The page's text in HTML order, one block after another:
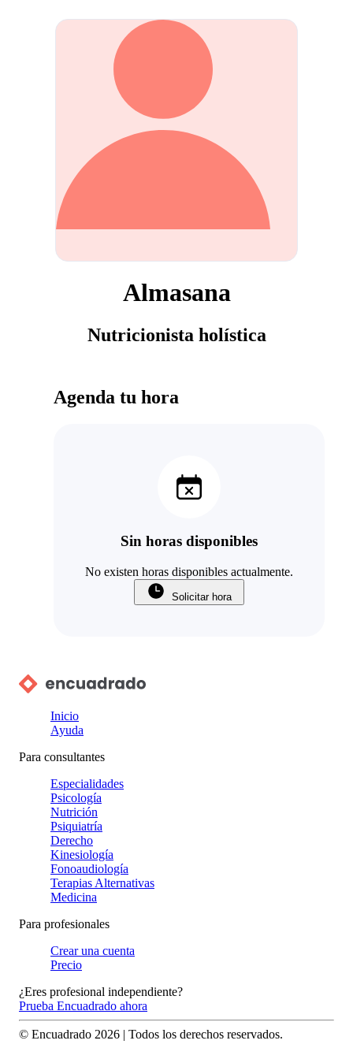
Almasana
Nutricionista holística
Agenda tu hora
Sin horas disponibles
No existen horas disponibles actualmente.
Solicitar hora
Inicio
Ayuda
Para consultantes
Especialidades
Psicología
Nutrición
Psiquiatría
Derecho
Kinesiología
Fonoaudiología
Terapias Alternativas
Medicina
Para profesionales
Crear una cuenta
Precio
¿Eres profesional independiente?
Prueba Encuadrado ahora
© Encuadrado 2026 | Todos los derechos reservados.